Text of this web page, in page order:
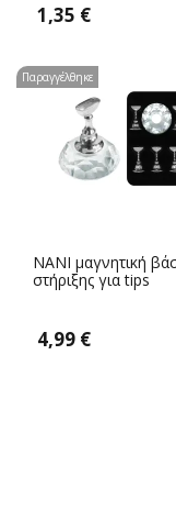
1,35 €
NANI μαγνητική
στήριξης για tips
4,99 €
Παραγγέλθηκε